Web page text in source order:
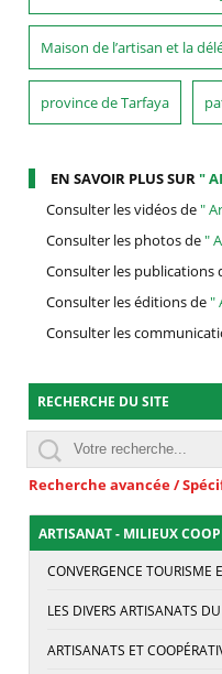
Maison de l’artisan et la
province de Tarfaya
EN SAVOIR PLUS SUR"
Consulter les vidéos de"
Consulter les photos de"
Consulter les publications
Consulter les éditions de"
Consulter les
RECHERCHE DU SITE
Recherche avancée /
ARTISANAT - MILIEUX
CONVERGENCE TOURISME
LES DIVERS ARTISANATS
ARTISANATS ET